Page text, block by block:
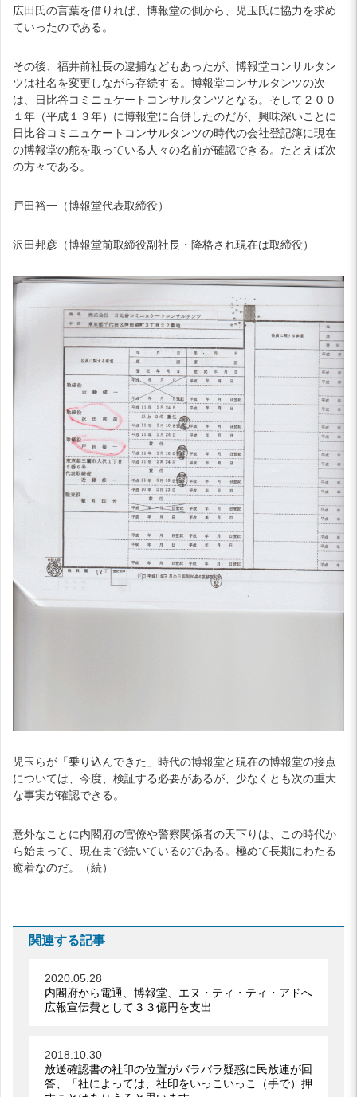
広田氏の言葉を借りれば、博報堂の側から、児玉氏に協力を求め
ていったのである。
その後、福井前社長の逮捕などもあったが、博報堂コンサルタン
ツは社名を変更しながら存続する。博報堂コンサルタンツの次
は、日比谷コミニュケートコンサルタンツとなる。そして２００
１年（平成１３年）に博報堂に合併したのだが、興味深いことに
日比谷コミニュケートコンサルタンツの時代の会社登記簿に現在
の博報堂の舵を取っている人々の名前が確認できる。たとえば次
の方々である。
戸田裕一（博報堂代表取締役）
沢田邦彦（博報堂前取締役副社長・降格され現在は取締役）
児玉らが「乗り込んできた」時代の博報堂と現在の博報堂の接点
については、今度、検証する必要があるが、少なくとも次の重大
な事実が確認できる。
意外なことに内閣府の官僚や警察関係者の天下りは、この時代か
ら始まって、現在まで続いているのである。極めて長期にわたる
癒着なのだ。（続）
関連する記事
2020.05.28
内閣府から電通、博報堂、エヌ・ティ・ティ・アドへ
広報宣伝費として３３億円を支出
2018.10.30
放送確認書の社印の位置がバラバラ疑惑に民放連が回
答、「社によっては、社印をいっこいっこ（手で）押